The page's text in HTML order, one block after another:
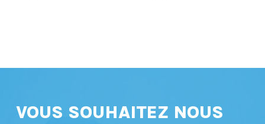
VOUS SOUHAITEZ NOUS